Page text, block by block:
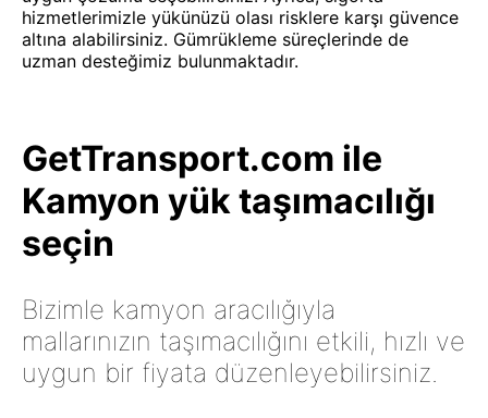
hizmetlerimizle yükünüzü olası risklere karşı güvence
altına alabilirsiniz. Gümrükleme süreçlerinde de
uzman desteğimiz bulunmaktadır.
GetTransport.com ile
Kamyon yük taşımacılığı
seçin
Bizimle kamyon aracılığıyla
mallarınızın taşımacılığını etkili, hızlı ve
uygun bir fiyata düzenleyebilirsiniz.